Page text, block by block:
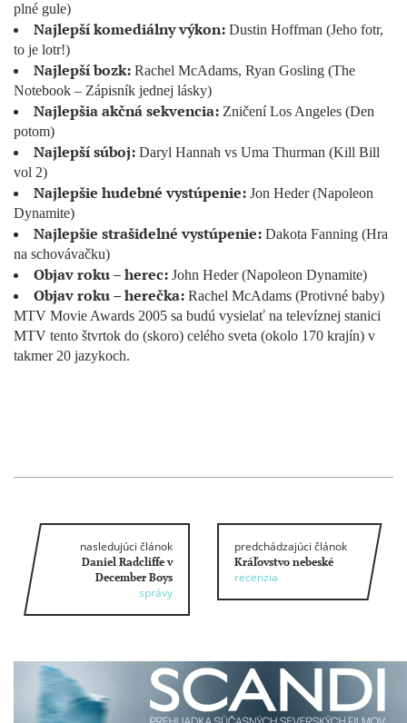
plné gule)
Najlepší komediálny výkon: Dustin Hoffman (Jeho fotr,
to je lotr!)
Najlepší bozk: Rachel McAdams, Ryan Gosling (The
Notebook – Zápisník jednej lásky)
Najlepšia akčná sekvencia: Zničení Los Angeles (Den
potom)
Najlepší súboj: Daryl Hannah vs Uma Thurman (Kill Bill
vol 2)
Najlepšie hudebné vystúpenie: Jon Heder (Napoleon
Dynamite)
Najlepšie strašidelné vystúpenie: Dakota Fanning (Hra
na schovávačku)
Objav roku – herec: John Heder (Napoleon Dynamite)
Objav roku – herečka: Rachel McAdams (Protivné baby)
MTV Movie Awards 2005 sa budú vysielať na televíznej stanici
MTV tento štvrtok do (skoro) celého sveta (okolo 170 krajín) v
takmer 20 jazykoch.
nasledujúci článok
Daniel Radcliffe v
December Boys
správy
predchádzajúci článok
Kráľovstvo nebeské
recenzia